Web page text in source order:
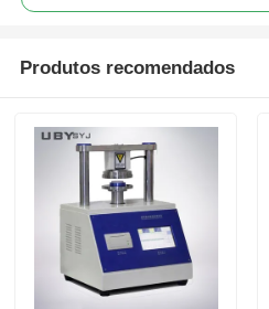
Produtos recomendados